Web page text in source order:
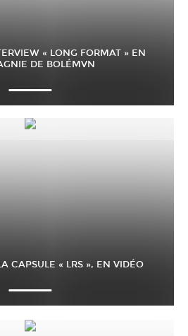
« LONG FORMAT » EN
DE BOLÉMVN
CAPSULE « LRS », EN VIDÉO